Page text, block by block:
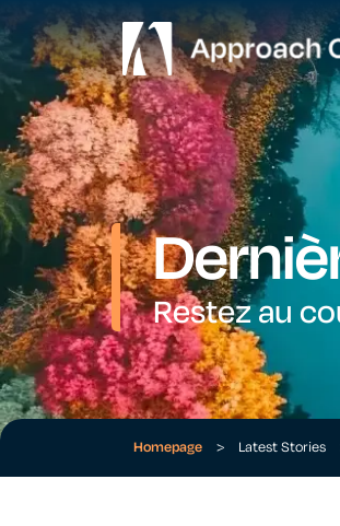
Restez au
Homepage > Latest Stories